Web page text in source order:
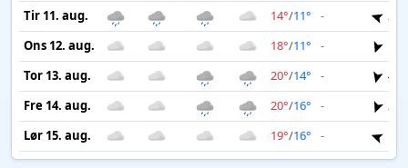
Tir 11. aug.
14°/11° -
2
Ons 12. aug.
18°/11° -
Tor 13. aug.
20°/14° -
4
Fre 14. aug.
20°/16° -
2
Lør 15. aug.
19°/16° -